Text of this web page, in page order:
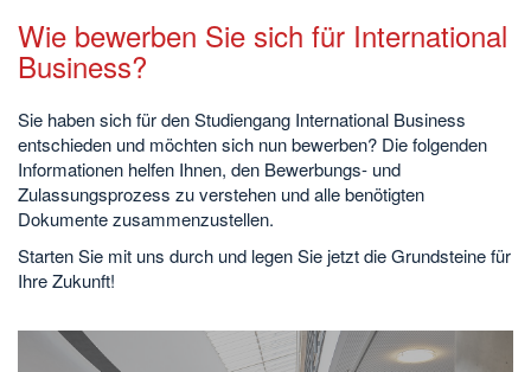
Wie bewerben Sie sich für International
Business?
Sie haben sich für den Studiengang International Business
entschieden und möchten sich nun bewerben? Die folgenden
Informationen helfen Ihnen, den Bewerbungs- und
Zulassungsprozess zu verstehen und alle benötigten
Dokumente zusammenzustellen.
Starten Sie mit uns durch und legen Sie jetzt die Grundsteine für
Ihre Zukunft!